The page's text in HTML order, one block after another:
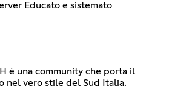
Educato e sistemato
è una community che porta il
nel vero stile del Sud Italia.